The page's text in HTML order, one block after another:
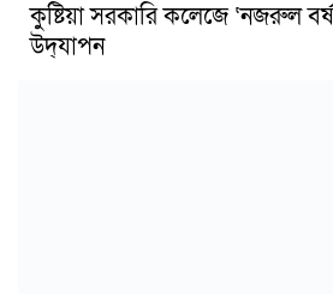
কুষ্টিয়া সরকারি কলেজে ‘নজরুল
উদ্‌যাপন